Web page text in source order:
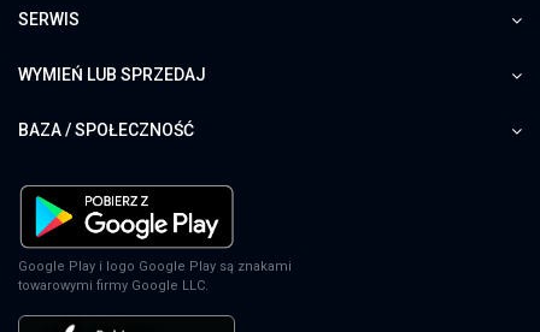
SERWIS
WYMIEŃ LUB SPRZEDAJ
BAZA / SPOŁECZNOŚĆ
Google Play i logo Google Play są znakami
towarowymi firmy Google LLC.